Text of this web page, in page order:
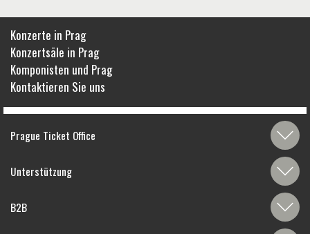
Konzerte in Prag
Konzertsäle in Prag
Komponisten und Prag
Kontaktieren Sie uns
Prague Ticket Office
Unterstützung
B2B